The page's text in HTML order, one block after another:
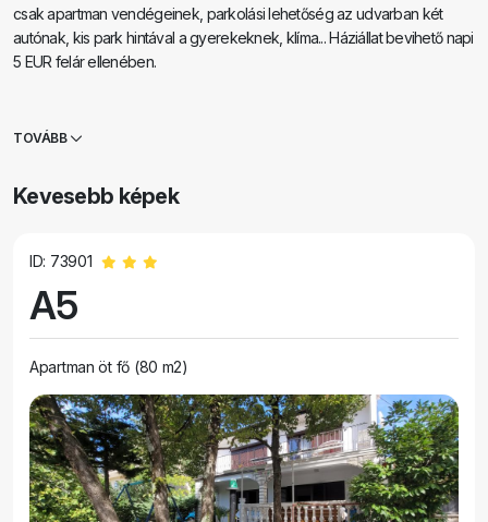
csak apartman vendégeinek, parkolási lehetőség az udvarban két
autónak, kis park hintával a gyerekeknek, klíma... Háziállat bevihető napi
5 EUR felár ellenében.
TOVÁBB
Kevesebb képek
ID: 73901
A5
Apartman öt fő (80 m2)